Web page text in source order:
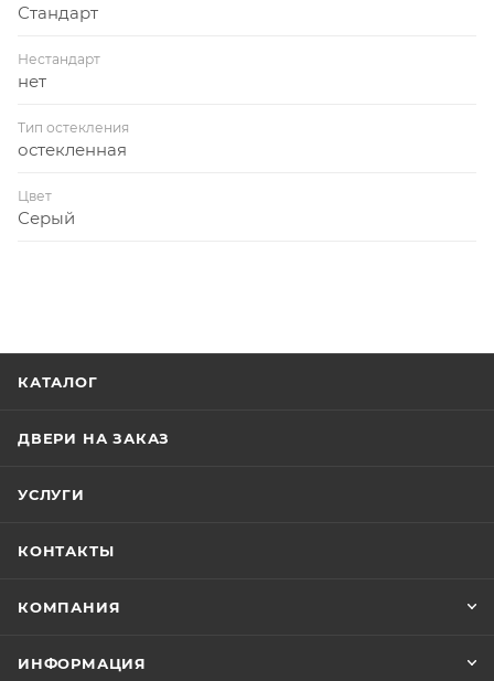
Стандарт
Нестандарт
нет
Тип остекления
остекленная
Цвет
Серый
КАТАЛОГ
ДВЕРИ НА ЗАКАЗ
УСЛУГИ
КОНТАКТЫ
КОМПАНИЯ
ИНФОРМАЦИЯ